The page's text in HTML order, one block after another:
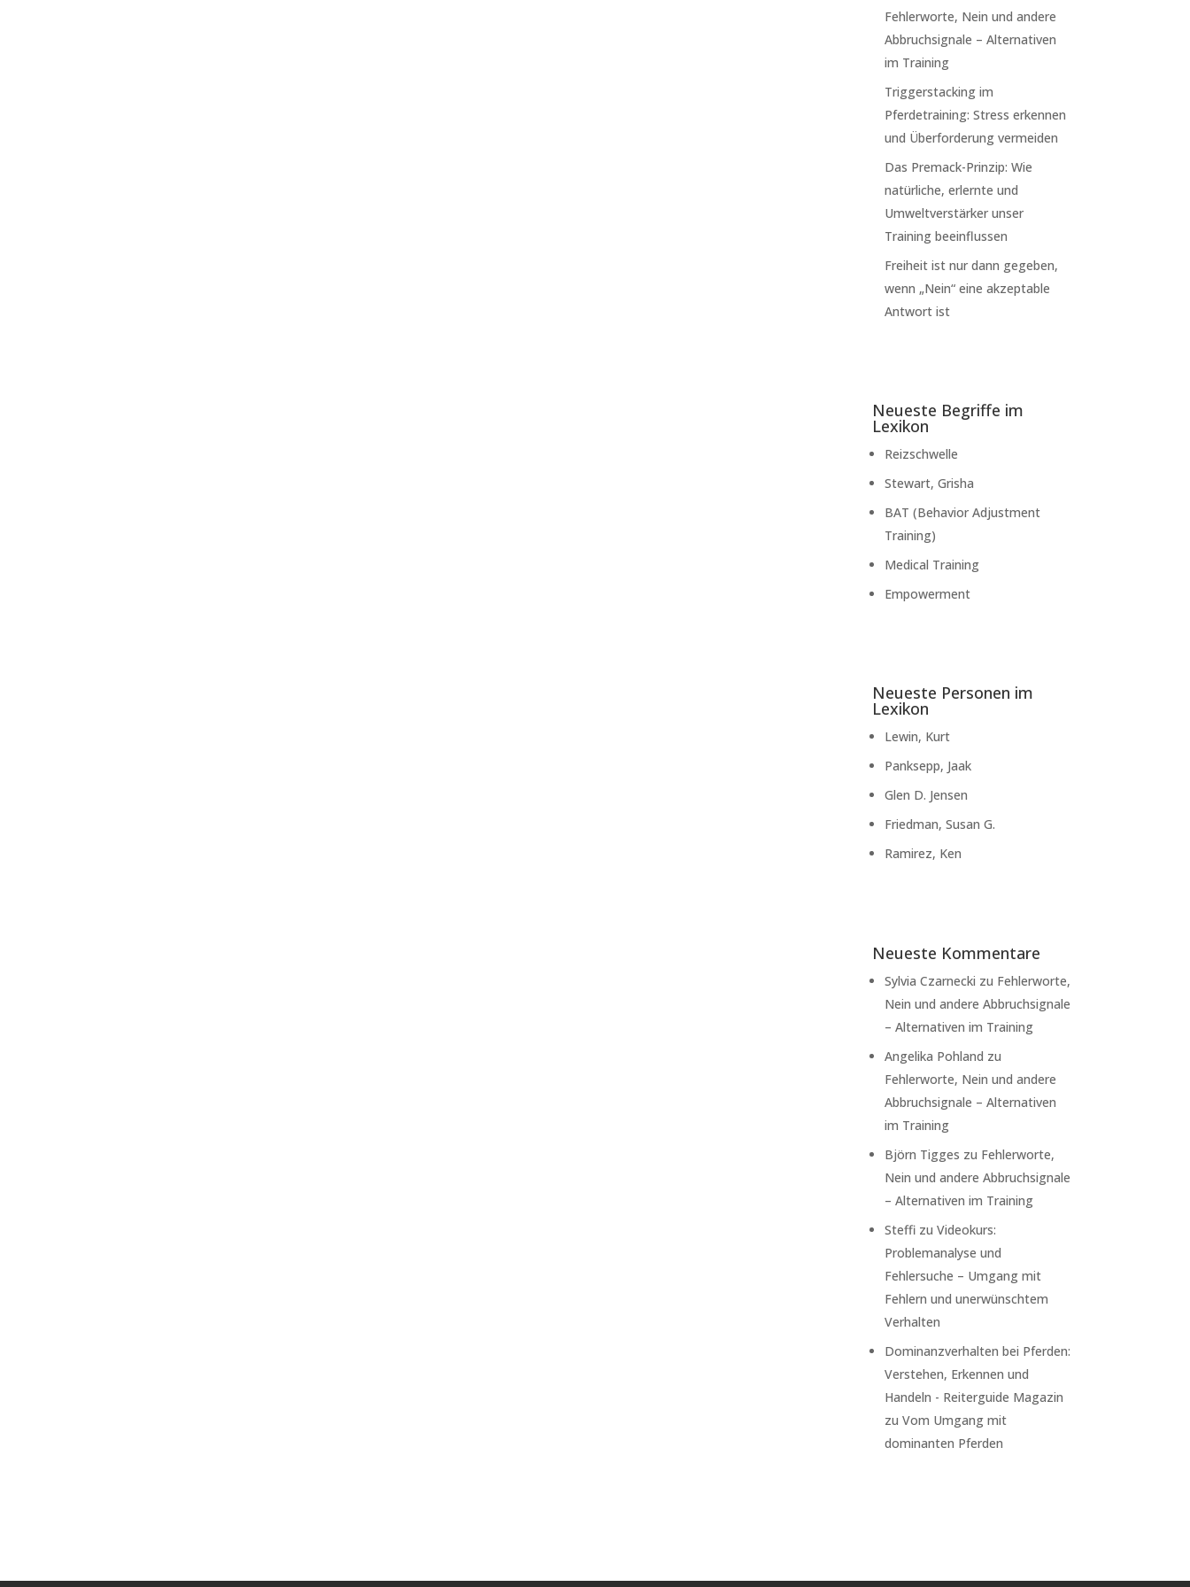
Fehlerworte, Nein und andere
Abbruchsignale – Alternativen
im Training
Triggerstacking im
Pferdetraining: Stress erkennen
und Überforderung vermeiden
Das Premack-Prinzip: Wie
natürliche, erlernte und
Umweltverstärker unser
Training beeinflussen
Freiheit ist nur dann gegeben,
wenn „Nein“ eine akzeptable
Antwort ist
Neueste Begriffe im
Lexikon
Reizschwelle
Stewart, Grisha
BAT (Behavior Adjustment
Training)
Medical Training
Empowerment
Neueste Personen im
Lexikon
Lewin, Kurt
Panksepp, Jaak
Glen D. Jensen
Friedman, Susan G.
Ramirez, Ken
Neueste Kommentare
Sylvia Czarnecki zu Fehlerworte,
Nein und andere Abbruchsignale
– Alternativen im Training
Angelika Pohland zu
Fehlerworte, Nein und andere
Abbruchsignale – Alternativen
im Training
Björn Tigges zu Fehlerworte,
Nein und andere Abbruchsignale
– Alternativen im Training
Steffi zuVideokurs:
Problemanalyse und
Fehlersuche – Umgang mit
Fehlern und unerwünschtem
Verhalten
Dominanzverhalten bei Pferden:
Verstehen, Erkennen und
Handeln - Reiterguide Magazin
zuVom Umgang mit
dominanten Pferden